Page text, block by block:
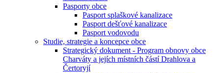
Pasporty obce
Pasport splaškové kanalizace
Pasport dešťové kanalizace
Pasport vodovodu
Studie, strategie a koncepce obce
Strategický dokument - Program obnovy obce
Charváty a jejích místních částí Drahlova a
Čertoryjí